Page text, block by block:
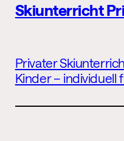
Skiunterricht
Privater
Kinder – individuell